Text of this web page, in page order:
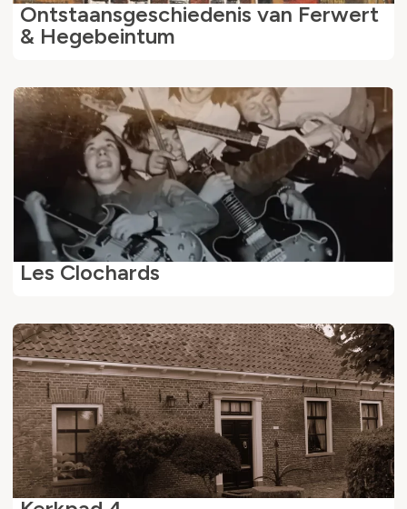
Ontstaansgeschiedenis van Ferwert
& Hegebeintum
Les Clochards